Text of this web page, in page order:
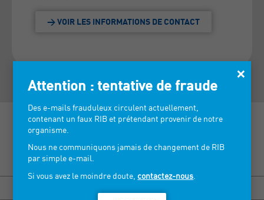
> VOIR LES INFORMATIONS DE CONTACT
×
Attention : tentative de fraude
Des e-mails frauduleux circulent actuellement,
contenant un faux RIB et prétendant provenir de notre
organisme.
Nous ne communiquons jamais de changement de RIB
par simple e-mail.
Si vous avez le moindre doute, contactez-nous